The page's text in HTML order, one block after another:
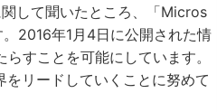
して聞いたところ、「Micros
2016年1月4日に公開された情
すことを可能にしています。
リードしていくことに努めて